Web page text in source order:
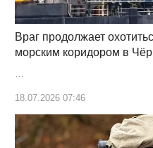
Враг продолжает
морским коридором в
18.07.2026 07:46